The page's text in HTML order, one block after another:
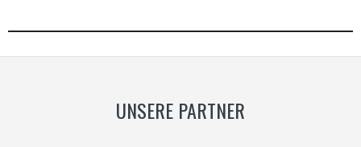
UNSERE PARTNER